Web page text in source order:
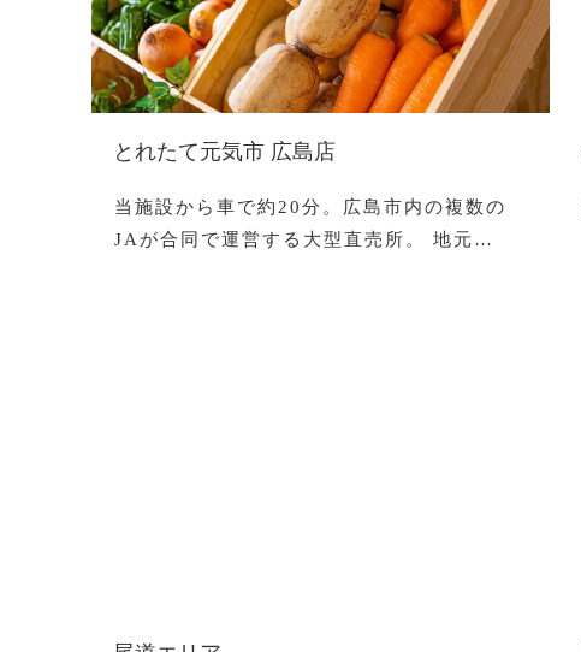
とれたて元気市 広島店
当施設から車で約20分。広島市内の複数の
JAが合同で運営する大型直売所。 地元…